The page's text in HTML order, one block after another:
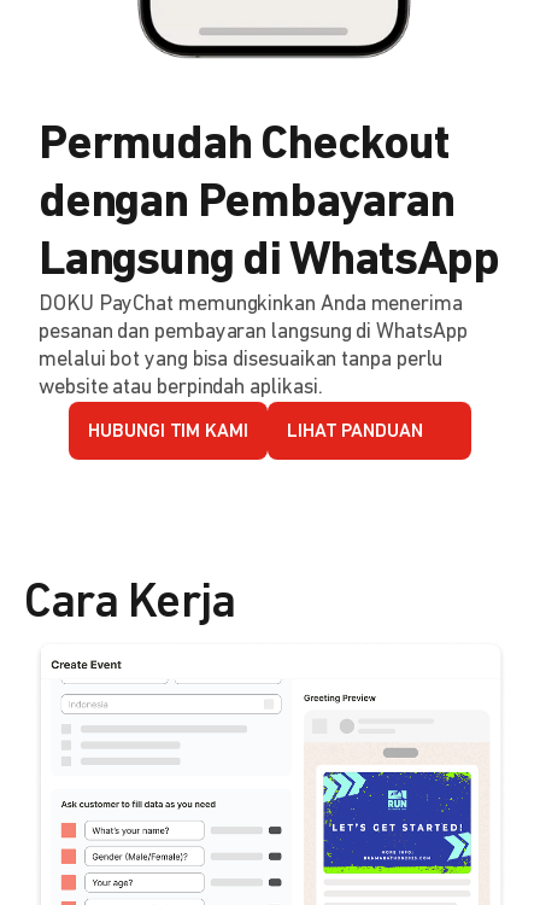
Permudah Checkout
dengan Pembayaran
Langsung di WhatsApp
DOKU PayChat memungkinkan Anda menerima
pesanan dan pembayaran langsung di WhatsApp
melalui bot yang bisa disesuaikan tanpa perlu
website atau berpindah aplikasi.
HUBUNGI TIM KAMI LIHAT PANDUAN
Cara Kerja